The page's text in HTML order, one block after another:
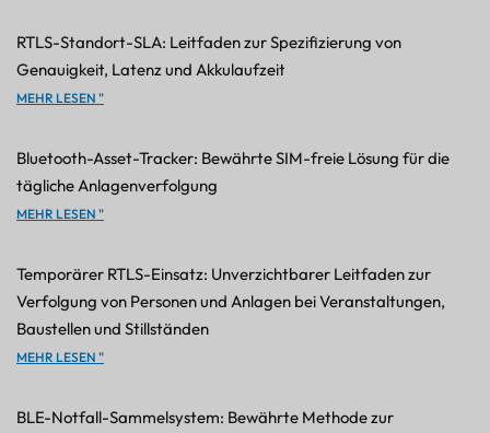
RTLS-Standort-SLA: Leitfaden zur Spezifizierung von
Genauigkeit, Latenz und Akkulaufzeit
MEHR LESEN "
Bluetooth-Asset-Tracker: Bewährte SIM-freie Lösung für die
tägliche Anlagenverfolgung
MEHR LESEN "
Temporärer RTLS-Einsatz: Unverzichtbarer Leitfaden zur
Verfolgung von Personen und Anlagen bei Veranstaltungen,
Baustellen und Stillständen
MEHR LESEN "
BLE-Notfall-Sammelsystem: Bewährte Methode zur